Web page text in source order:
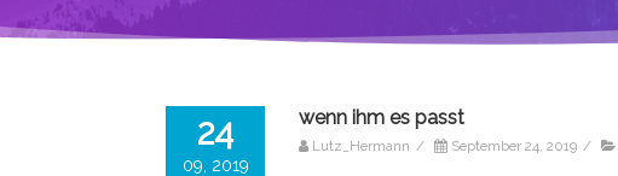
24
09, 2019
wenn ihm es passt
Lutz_Hermann / September 24, 2019 /